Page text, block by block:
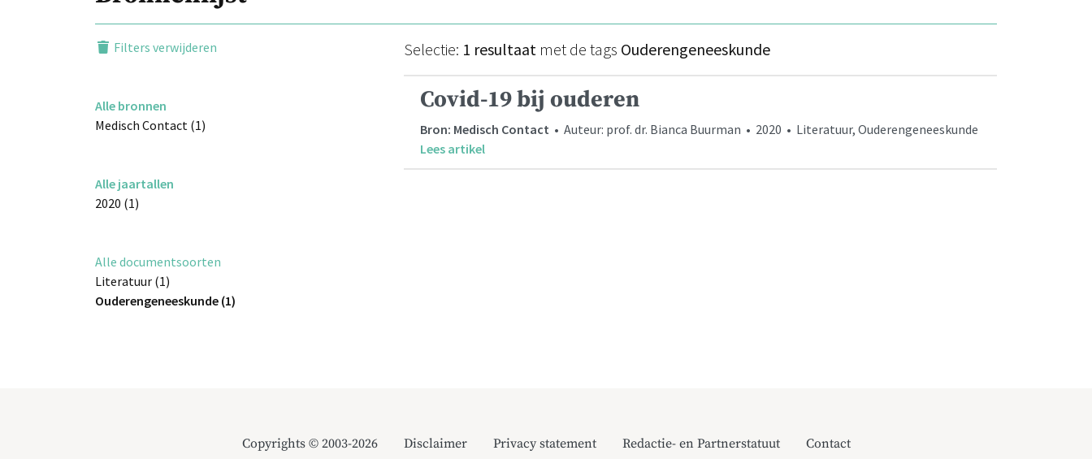
Filters verwijderen
Alle bronnen
Medisch Contact (1)
Alle jaartallen
2020 (1)
Alle documentsoorten
Literatuur (1)
Ouderengeneeskunde (1)
Selectie: 1 resultaat met de tags Ouderengeneeskunde
Covid-19 bij ouderen
Bron: Medisch Contact • Auteur: prof. dr. Bianca Buurman • 2020 • Literatuur, Ouderengeneeskunde
Lees artikel
Copyrights © 2003-2026 Disclaimer Privacy statement Redactie- en Partnerstatuut Contact